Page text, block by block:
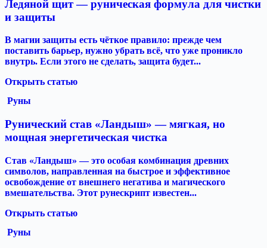
Ледяной щит — руническая формула для чистки
и защиты
В магии защиты есть чёткое правило: прежде чем
поставить барьер, нужно убрать всё, что уже проникло
внутрь. Если этого не сделать, защита будет...
Открыть статью
Руны
Рунический став «Ландыш» — мягкая, но
мощная энергетическая чистка
Став «Ландыш» — это особая комбинация древних
символов, направленная на быстрое и эффективное
освобождение от внешнего негатива и магического
вмешательства. Этот рунескрипт известен...
Открыть статью
Руны